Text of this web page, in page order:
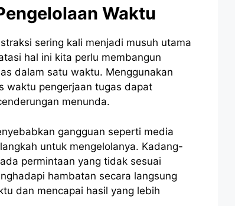
Waktu
sering kali menjadi musuh utama
hal ini kita perlu membangun
dalam satu waktu. Menggunakan
waktu pengerjaan tugas dapat
menunda.
gangguan seperti media
untuk mengelolanya. Kadang-
permintaan yang tidak sesuai
hambatan secara langsung
dan mencapai hasil yang lebih